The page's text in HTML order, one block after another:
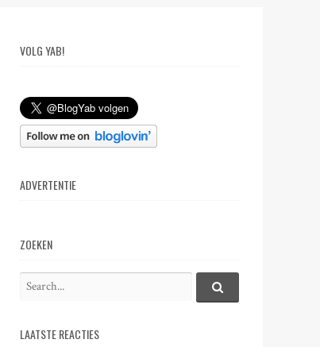
VOLG YAB!
ADVERTENTIE
ZOEKEN
r
S
LAATSTE REACTIES